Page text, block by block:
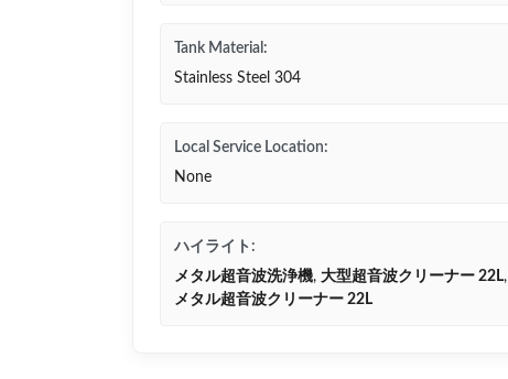
Tank Material:
Stainless Steel 304
Local Service Location:
None
ハイライト:
メタル超音波洗浄機, 大型超音波クリーナー 22L,
メタル超音波クリーナー 22L